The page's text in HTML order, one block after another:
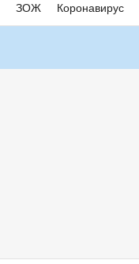
ЗОЖ Коронавирус